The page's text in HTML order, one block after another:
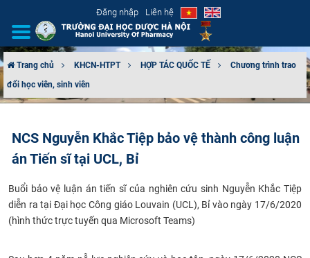
Đăng nhập Liên hệ
GIỚI THIỆU
TUYỂN SINH
ĐÀO TẠO
ĐẢM BẢO CHẤT LƯỢNG
Trang chủ KHCN-HTPT HỢP TÁC QUỐC TẾ
Chương trình trao
đổi học viên, sinh viên
NCS Nguyễn Khắc Tiệp bảo vệ thành công luận
án Tiến sĩ tại UCL, Bỉ
Buổi bảo vệ luận án tiến sĩ của nghiên cứu sinh Nguyễn Khắc Tiệp
diễn ra tại Đại học Công giáo Louvain (UCL), Bỉ vào ngày 17/6/2020
(hình thức trực tuyến qua Microsoft Teams)